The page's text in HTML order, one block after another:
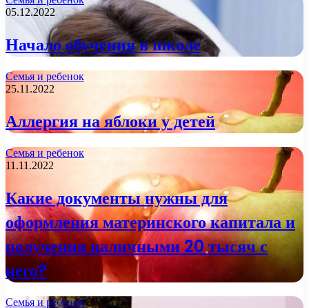
05.12.2022
Начало обучения в школе
Семья и ребенок
25.11.2022
Аллергия на яблоки у детей
Семья и ребенок
11.11.2022
Какие документы нужны для
оформления материнского капитала и
получения наличными 20 тысяч с
него?
Семья и ребенок